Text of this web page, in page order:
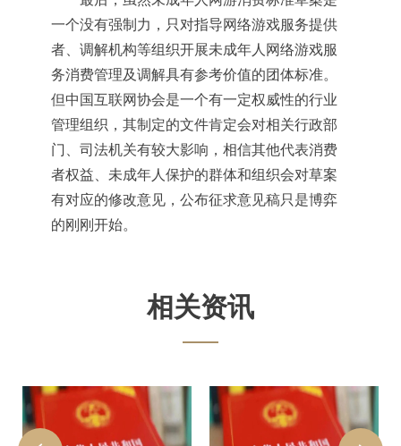
一个没有强制力，只对指导网络游戏服务提供
者、调解机构等组织开展未成年人网络游戏服
务消费管理及调解具有参考价值的团体标准。
但中国互联网协会是一个有一定权威性的行业
管理组织，其制定的文件肯定会对相关行政部
门、司法机关有较大影响，相信其他代表消费
者权益、未成年人保护的群体和组织会对草案
有对应的修改意见，公布征求意见稿只是博弈
的刚刚开始。
相关资讯